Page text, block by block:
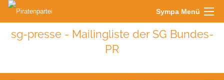
Sympa Menü
sg-presse - Mailingliste der SG Bundes-
PR